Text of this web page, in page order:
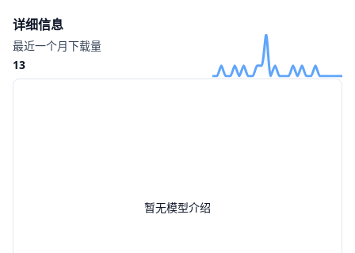
暂无模型介绍
详细信息
最近一个月下载量
13